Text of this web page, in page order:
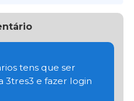
tens que ser
3tres3 e fazer login